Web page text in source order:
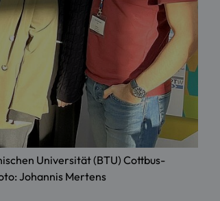
Universität (BTU) Cottbus-
Johannis Mertens